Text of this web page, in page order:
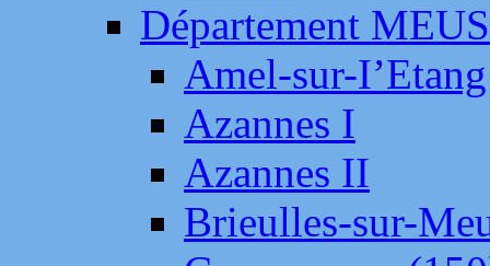
Département
Amel-sur-
Azannes I
Azannes II
Brieulles-sur-